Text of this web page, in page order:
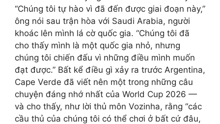
“Chúng tôi tự hào vì đã đến được giai đoạn này,”
ông nói sau trận hòa với Saudi Arabia, người
khoác lên mình lá cờ quốc gia. “Chúng tôi đã
cho thấy mình là một quốc gia nhỏ, nhưng
chúng tôi chiến đấu vì những điều mình muốn
đạt được.” Bất kể điều gì xảy ra trước Argentina,
Cape Verde đã viết nên một trong những câu
chuyện đáng nhớ nhất của World Cup 2026 —
và cho thấy, như lời thủ môn Vozinha, rằng “các
cầu thủ của chúng tôi có thể chơi ở bất cứ đâu,